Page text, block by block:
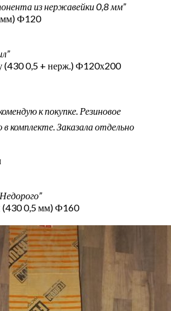
из нержавейки 0,8 мм”
Ф120
(430 0,5 + нерж.) Ф120х200
к покупке. Резиновое
комплекте. Заказала отдельно
(430 0,5 мм) Ф160